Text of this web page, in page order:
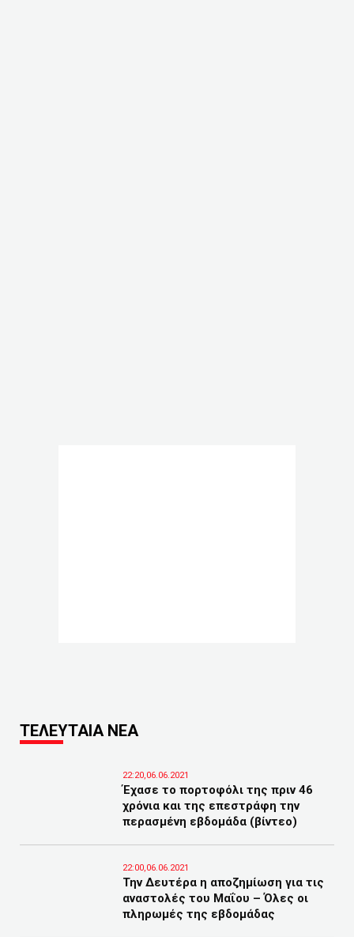
ΤΕΛΕΥΤΑΙΑ ΝΕΑ
22:20,06.06.2021
Έχασε το πορτοφόλι της πριν 46
χρόνια και της επεστράφη την
περασμένη εβδομάδα (βίντεο)
22:00,06.06.2021
Την Δευτέρα η αποζημίωση για τις
αναστολές του Μαΐου – Όλες οι
πληρωμές της εβδομάδας